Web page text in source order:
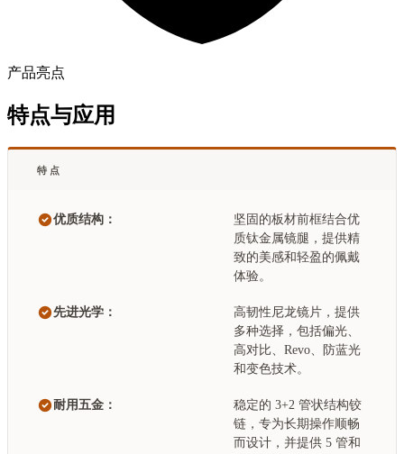
产品亮点
特点与应用
特点
优质结构：
坚固的板材前框结合优
质钛金属镜腿，提供精
致的美感和轻盈的佩戴
体验。
先进光学：
高韧性尼龙镜片，提供
多种选择，包括偏光、
高对比、Revo、防蓝光
和变色技术。
耐用五金：
稳定的 3+2 管状结构铰
链，专为长期操作顺畅
而设计，并提供 5 管和